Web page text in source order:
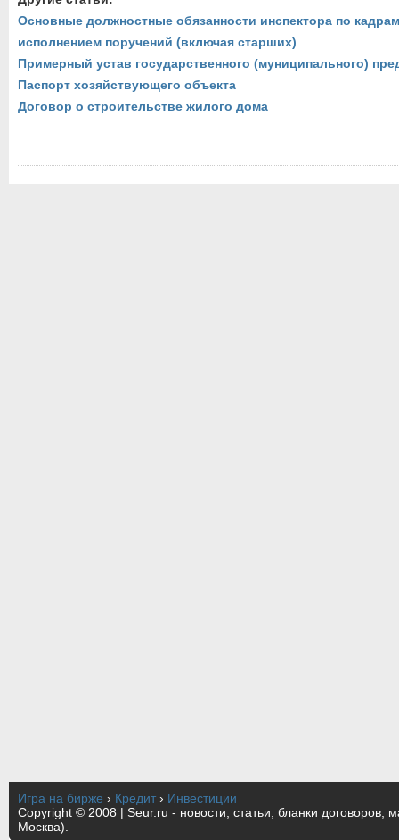
Основные должностные обязанности инспектора по
исполнением поручений (включая старших)
Примерный устав государственного (муниципального)
Паспорт хозяйствующего объекта
Договор о строительстве жилого дома
Игра на бирже › Кредит › Инвестиции
Copyright © 2008 | Seur.ru - новости, статьи, бланки договоров,
Москва).